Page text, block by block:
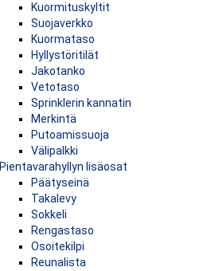
Kuormituskyltit
Suojaverkko
Kuormataso
Hyllystöritilät
Jakotanko
Vetotaso
Sprinklerin kannatin
Merkintä
Putoamissuoja
Välipalkki
Pientavarahyllyn lisäosat
Päätyseinä
Takalevy
Sokkeli
Rengastaso
Osoitekilpi
Reunalista